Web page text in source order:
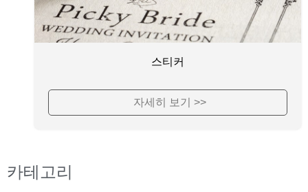
카테고리
스티커
자세히 보기 >>